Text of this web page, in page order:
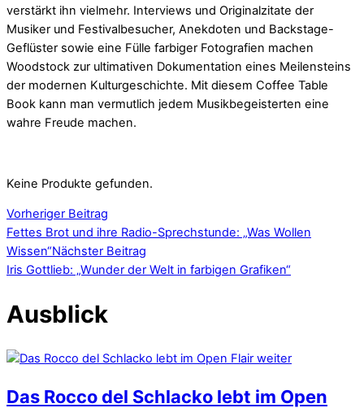
verstärkt ihn vielmehr. Interviews und Originalzitate der
Musiker und Festivalbesucher, Anekdoten und Backstage-
Geflüster sowie eine Fülle farbiger Fotografien machen
Woodstock zur ultimativen Dokumentation eines Meilensteins
der modernen Kulturgeschichte. Mit diesem Coffee Table
Book kann man vermutlich jedem Musikbegeisterten eine
wahre Freude machen.
Keine Produkte gefunden.
Vorheriger Beitrag
Fettes Brot und ihre Radio-Sprechstunde: „Was Wollen
Wissen“Nächster Beitrag
Iris Gottlieb: „Wunder der Welt in farbigen Grafiken“
Ausblick
Das Rocco del Schlacko lebt im Open